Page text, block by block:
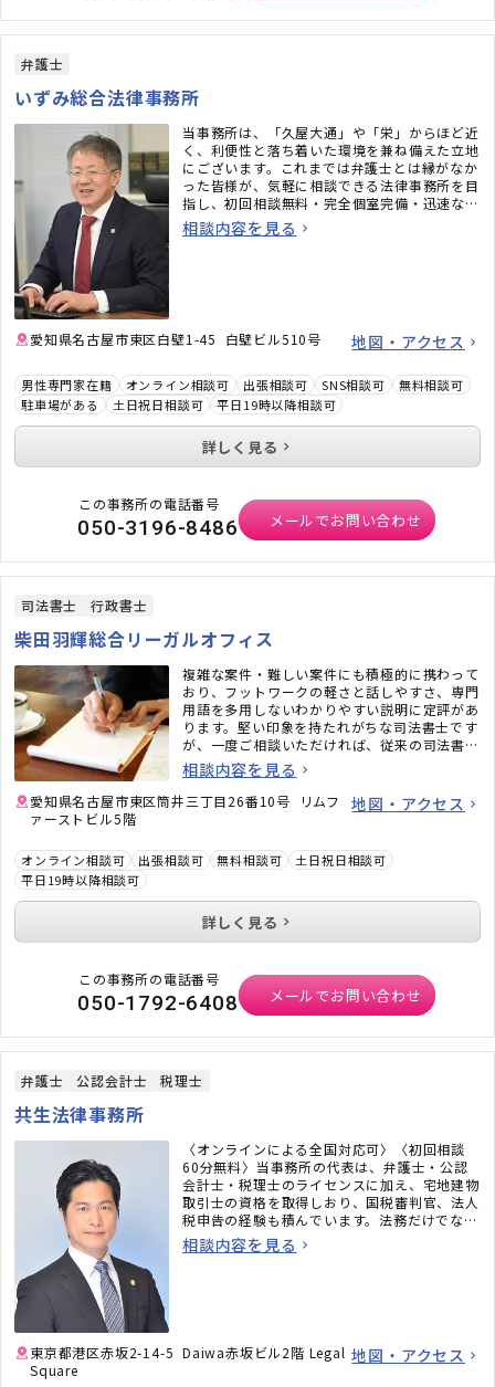
弁護士
いずみ総合法律事務所
当事務所は、「久屋大通」や「栄」からほど近
く、利便性と落ち着いた環境を兼ね備えた立地
にございます。これまでは弁護士とは縁がなか
った皆様が、気軽に相談できる法律事務所を目
指し、初回相談無料・完全個室完備・迅速なメ
ール対応など、相談しやすい環境も整えていま
す。「弁護士に相談するべきかわからない」と
相談内容を見る
愛知県名古屋市東区白壁1-45 白壁ビル510号 地図・アクセス
男性専門家在籍 オンライン相談可 出張相談可 SNS相談可
無料相談可
駐車場がある
土日祝日相談可 平日19時以降相談可
詳しく見る
この事務所の電話番号
050-3196-8486 メールでお問い合わせ
司法書士 行政書士
柴田羽輝総合リーガルオフィス
複雑な案件・難しい案件にも積極的に携わって
おり、フットワークの軽さと話しやすさ、専門
用語を多用しないわかりやすい説明に定評があ
ります。堅い印象を持たれがちな司法書士です
が、一度ご相談いただければ、従来の司法書士
のイメージがガラッと変わるかと思います。ど
うぞお気軽にご相談ください。
相談内容を見る
愛知県名古屋市東区筒井三丁目26番10号 リムフ
ァーストビル5階
地図・アクセス
オンライン相談可 出張相談可 無料相談可
土日祝日相談可
平日19時以降相談可
詳しく見る
この事務所の電話番号
050-1792-6408 メールでお問い合わせ
弁護士 公認会計士 税理士
共生法律事務所
〈オンラインによる全国対応可〉〈初回相談
60分無料〉当事務所の代表は、弁護士・公認
会計士・税理士のライセンスに加え、宅地建物
取引士の資格を取得しおり、国税審判官、法人
税申告の経験も積んでいます。法務だけでな
く、税務のことまで考えた包括的なサポートを
ご提供いたします。不動産・相続でお困りの
相談内容を見る
東京都港区赤坂2-14-5 Daiwa赤坂ビル2階 Legal
Square
地図・アクセス